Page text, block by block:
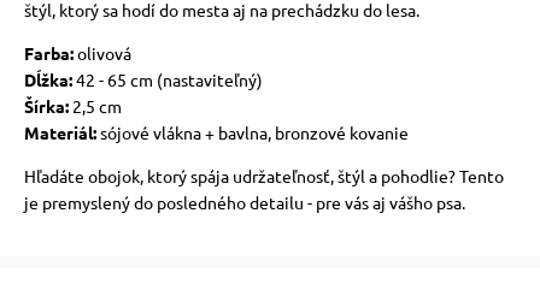
štýl, ktorý sa hodí do mesta aj na prechádzku do lesa.
Farba:olivová
Dĺžka:42 - 65 cm (nastaviteľný)
Šírka:2,5 cm
Materiál:sójové vlákna + bavlna, bronzové kovanie
Hľadáte obojok, ktorý spája udržateľnosť, štýl a pohodlie? Tento
je premyslený do posledného detailu - pre vás aj vášho psa.